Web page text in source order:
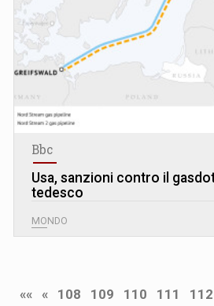
Bbc
Usa, sanzioni contro il
tedesco
MONDO
«« « 108 109 110 111 112